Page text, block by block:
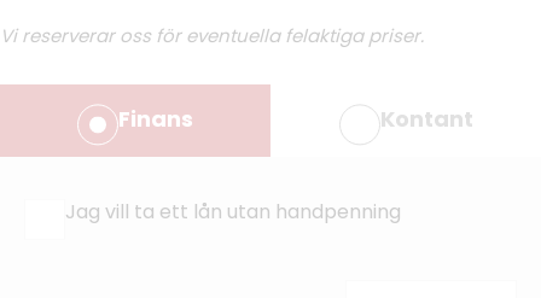
Vi reserverar oss för eventuella felaktiga priser.
Finans Kontant
Jag vill ta ett lån utan handpenning